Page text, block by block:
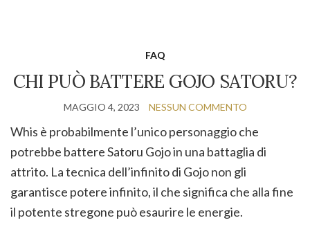
FAQ
CHI PUÒ BATTERE GOJO SATORU?
MAGGIO 4, 2023 NESSUN COMMENTO
Whis è probabilmente l’unico personaggio che
potrebbe battere Satoru Gojo in una battaglia di
attrito. La tecnica dell’infinito di Gojo non gli
garantisce potere infinito, il che significa che alla fine
il potente stregone può esaurire le energie.